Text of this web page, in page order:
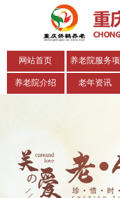
网站首页 养老院服务项
目
养老院介绍 老年资讯